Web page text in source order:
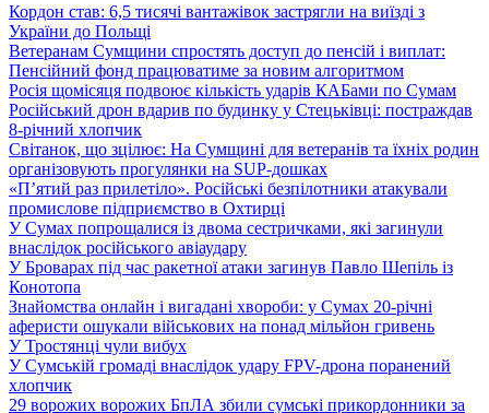
Кордон став: 6,5 тисячі вантажівок застрягли на виїзді з
України до Польщі
Ветеранам Сумщини спростять доступ до пенсій і виплат:
Пенсійний фонд працюватиме за новим алгоритмом
Росія щомісяця подвоює кількість ударів КАБами по Сумам
Російський дрон вдарив по будинку у Стецьківці: постраждав
8-річний хлопчик
Світанок, що зцілює: На Сумщині для ветеранів та їхніх родин
організовують прогулянки на SUP-дошках
«П’ятий раз прилетіло». Російські безпілотники атакували
промислове підприємство в Охтирці
У Сумах попрощалися із двома сестричками, які загинули
внаслідок російського авіаудару
У Броварах під час ракетної атаки загинув Павло Шепіль із
Конотопа
Знайомства онлайн і вигадані хвороби: у Сумах 20-річні
аферисти ошукали військових на понад мільйон гривень
У Тростянці чули вибух
У Сумській громаді внаслідок удару FPV-дрона поранений
хлопчик
29 ворожих ворожих БпЛА збили сумські прикордонники за